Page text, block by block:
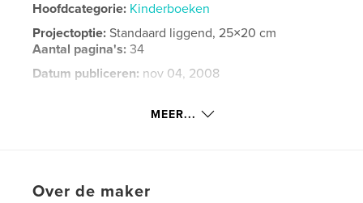
Hoofdcategorie: Kinderboeken
Projectoptie:Standaard liggend, 25×20 cm
Aantal pagina's:34
Datum publiceren: nov 04, 2008
MEER...
Over de maker